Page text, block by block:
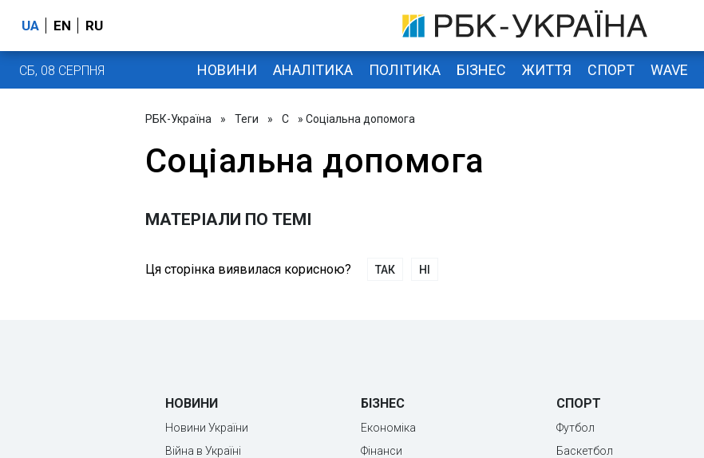
UA EN RU
СБ, 08 СЕРПНЯ НОВИНИ АНАЛІТИКА ПОЛІТИКА БІЗНЕС ЖИТТЯ СПОРТ WAVE
РБК-Україна » Теги » С » Соціальна допомога
Соціальна допомога
МАТЕРІАЛИ ПО ТЕМІ
Ця сторінка виявилася корисною? ТАК НІ
НОВИНИ
Новини України
Війна в Україні
БІЗНЕС
Економіка
Фінанси
СПОРТ
Футбол
Баскетбол